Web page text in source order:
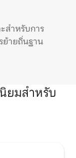
สำหรับการ
ย้ายถิ่นฐาน
ยมสำหรับ